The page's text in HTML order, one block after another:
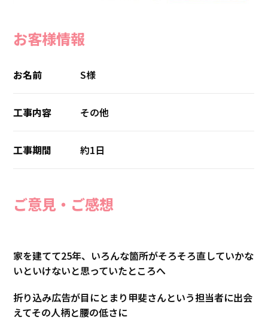
お客様情報
お名前 S様
工事内容 その他
工事期間 約1日
ご意見・ご感想
家を建てて25年、いろんな箇所がそろそろ直していかな
いといけないと思っていたところへ
折り込み広告が目にとまり甲斐さんという担当者に出会
えてその人柄と腰の低さに